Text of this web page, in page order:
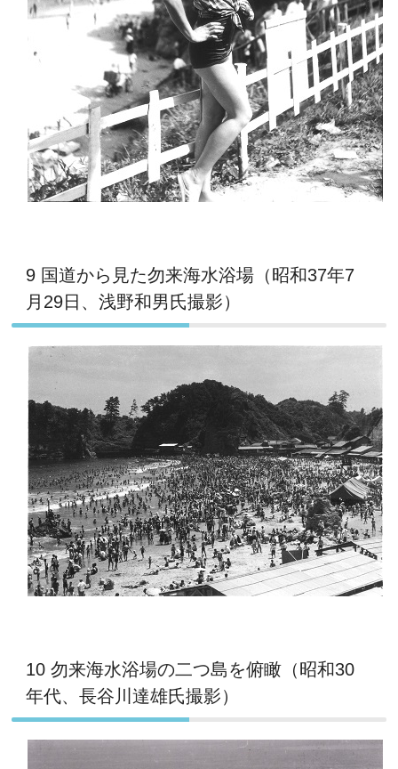
9 国道から見た勿来海水浴場（昭和37年7
月29日、浅野和男氏撮影）
10 勿来海水浴場の二つ島を俯瞰（昭和30
年代、長谷川達雄氏撮影）